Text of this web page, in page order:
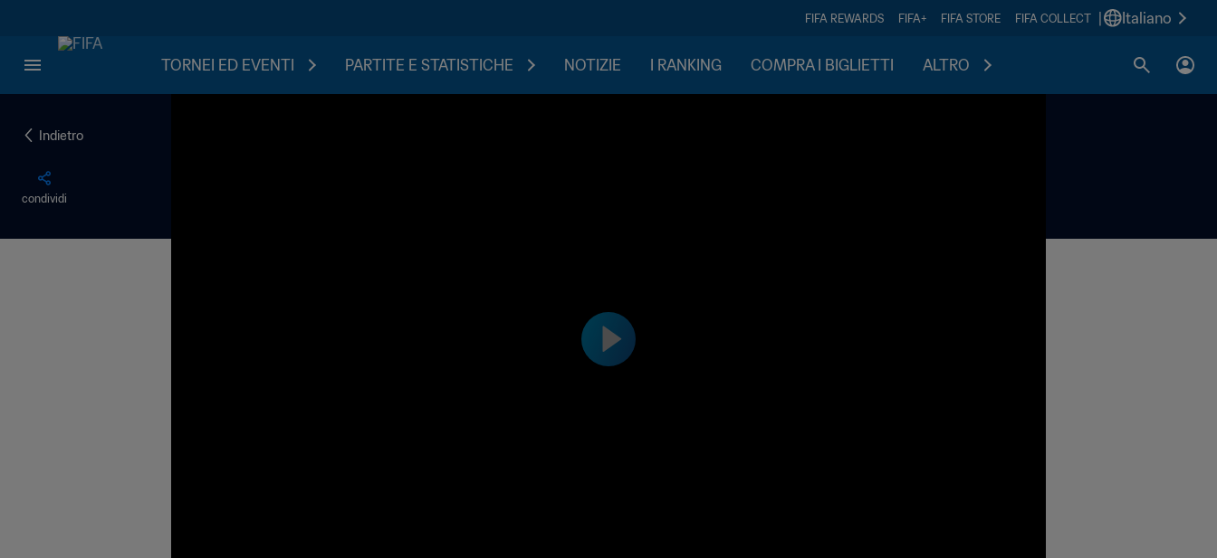
FIFA REWARDS FIFA+ FIFA STORE FIFA COLLECT Italiano
TORNEI ED EVENTI PARTITE E STATISTICHE NOTIZIE I RANKING COMPRA I BIGLIETTI ALTRO
Indietro
condividi